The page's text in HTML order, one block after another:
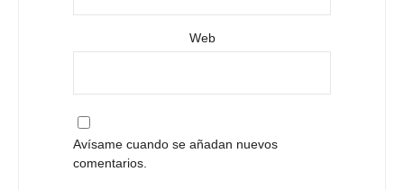
Web
Avísame cuando se añadan nuevos
comentarios.